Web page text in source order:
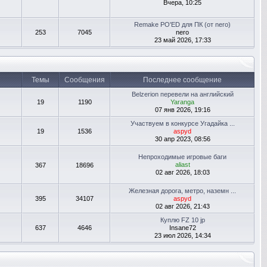
Вчера, 10:25
253 7045
Remake PO'ED для ПК (от nero)
nero
23 май 2026, 17:33
Темы Сообщения Последнее сообщение
19 1190
Belzerion перевели на английский
Yaranga
07 янв 2026, 19:16
19 1536
Участвуем в конкурсе Угадайка ...
aspyd
30 апр 2023, 08:56
367 18696
Непроходимые игровые баги
aliast
02 авг 2026, 18:03
395 34107
Железная дорога, метро, наземн ...
aspyd
02 авг 2026, 21:43
637 4646
Куплю FZ 10 jp
Insane72
23 июл 2026, 14:34